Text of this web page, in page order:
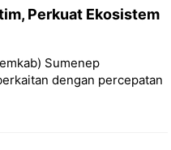
Perkuat Ekosistem
Sumenep
dengan percepatan